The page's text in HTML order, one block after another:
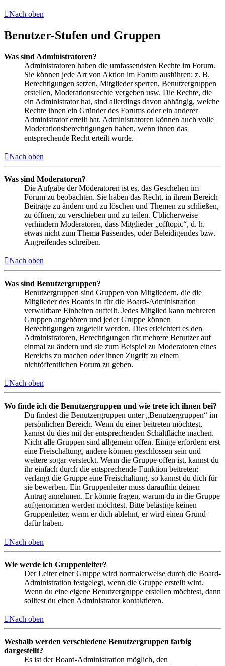
Nach oben
Benutzer-Stufen und Gruppen
Was sind Administratoren?
Administratoren haben die umfassendsten Rechte im Forum.
Sie können jede Art von Aktion im Forum ausführen; z. B.
Berechtigungen setzen, Mitglieder sperren, Benutzergruppen
erstellen, Moderationsrechte vergeben usw. Die Rechte, die
ein Administrator hat, sind allerdings davon abhängig, welche
Rechte ihnen ein Gründer des Forums oder ein anderer
Administrator erteilt hat. Administratoren können auch volle
Moderationsberechtigungen haben, wenn ihnen das
entsprechende Recht erteilt wurde.
Nach oben
Was sind Moderatoren?
Die Aufgabe der Moderatoren ist es, das Geschehen im
Forum zu beobachten. Sie haben das Recht, in ihrem Bereich
Beiträge zu ändern und zu löschen und Themen zu schließen,
zu öffnen, zu verschieben und zu teilen. Üblicherweise
verhindern Moderatoren, dass Mitglieder „offtopic“, d. h.
etwas nicht zum Thema Passendes, oder Beleidigendes bzw.
Angreifendes schreiben.
Nach oben
Was sind Benutzergruppen?
Benutzergruppen sind Gruppen von Mitgliedern, die die
Mitglieder des Boards in für die Board-Administration
verwaltbare Einheiten aufteilt. Jedes Mitglied kann mehreren
Gruppen angehören und jeder Gruppe können
Berechtigungen zugeteilt werden. Dies erleichtert es den
Administratoren, Berechtigungen für mehrere Benutzer auf
einmal zu ändern und sie zum Beispiel zu Moderatoren eines
Bereichs zu machen oder ihnen Zugriff zu einem
nichtöffentlichen Forum zu geben.
Nach oben
Wo finde ich die Benutzergruppen und wie trete ich ihnen bei?
Du findest die Benutzergruppen unter „Benutzergruppen“ im
persönlichen Bereich. Wenn du einer beitreten möchtest,
kannst du dies mit der entsprechenden Schaltfläche machen.
Nicht alle Gruppen sind allgemein offen. Einige erfordern erst
eine Freischaltung, andere können geschlossen sein und
weitere sogar versteckt. Wenn die Gruppe offen ist, kannst du
ihr einfach durch die entsprechende Funktion beitreten;
verlangt die Gruppe eine Freischaltung, so kannst du dich für
sie bewerben. Ein Gruppenleiter muss daraufhin deinen
Antrag annehmen. Er könnte fragen, warum du in die Gruppe
aufgenommen werden möchtest. Bitte belästige keinen
Gruppenleiter, wenn er dich ablehnt, er wird einen Grund
dafür haben.
Nach oben
Wie werde ich Gruppenleiter?
Der Leiter einer Gruppe wird normalerweise durch die Board-
Administration festgelegt, wenn die Gruppe erstellt wird.
Wenn du eine eigene Benutzergruppe erstellen möchtest, dann
solltest du einen Administrator kontaktieren.
Nach oben
Weshalb werden verschiedene Benutzergruppen farbig
dargestellt?
Es ist der Board-Administration möglich, den